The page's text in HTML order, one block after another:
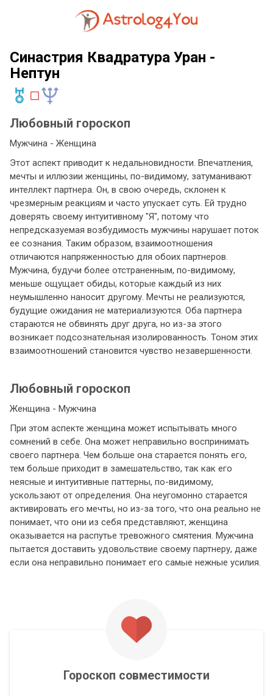
Синастрия Квадратура Уран -
Нептун
Любовный гороскоп
Мужчина - Женщина
Этот аспект приводит к недальновидности. Впечатления,
мечты и иллюзии женщины, по-видимому, затуманивают
интеллект партнера. Он, в свою очередь, склонен к
чрезмерным реакциям и часто упускает суть. Ей трудно
доверять своему интуитивному "Я", потому что
непредсказуемая возбудимость мужчины нарушает поток
ее сознания. Таким образом, взаимоотношения
отличаются напряженностью для обоих партнеров.
Мужчина, будучи более отстраненным, по-видимому,
меньше ощущает обиды, которые каждый из них
неумышленно наносит другому. Мечты не реализуются,
будущие ожидания не материализуются. Оба партнера
стараются не обвинять друг друга, но из-за этого
возникает подсознательная изолированность. Тоном этих
взаимоотношений становится чувство незавершенности.
Любовный гороскоп
Женщина - Мужчина
При этом аспекте женщина может испытывать много
сомнений в себе. Она может неправильно воспринимать
своего партнера. Чем больше она старается понять его,
тем больше приходит в замешательство, так как его
неясные и интуитивные паттерны, по-видимому,
ускользают от определения. Она неугомонно старается
активировать его мечты, но из-за того, что она реально не
понимает, что они из себя представляют, женщина
оказывается на распутье тревожного смятения. Мужчина
пытается доставить удовольствие своему партнеру, даже
если она неправильно понимает его самые нежные усилия.
Гороскоп совместимости